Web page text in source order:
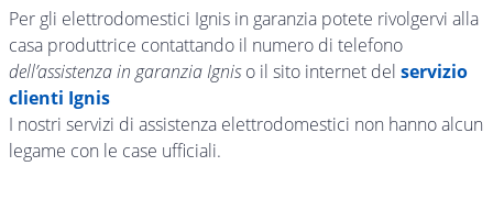
Per gli elettrodomestici Ignis in garanzia potete rivolgervi alla
casa produttrice contattando il numero di telefono
dell’assistenza in garanzia Igniso il sito internet del servizio
clienti Ignis
I nostri servizi di assistenza elettrodomestici non hanno alcun
legame con le case ufficiali.